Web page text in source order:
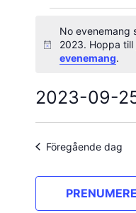
för
25
2023
Notis
No evenemang
2023. Hoppa till
evenemang.
2023-09-
Välj
Föregående dag